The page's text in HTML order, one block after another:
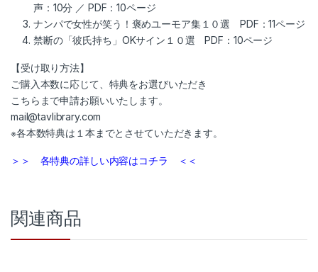
声：10分 ／ PDF：10ページ
ナンパで女性が笑う！褒めユーモア集１０選 PDF：11ページ
禁断の「彼氏持ち」OKサイン１０選 PDF：10ページ
【受け取り方法】
ご購入本数に応じて、特典をお選びいただき
こちらまで申請お願いいたします。
mail@tavlibrary.com
※各本数特典は１本までとさせていただきます。
＞＞ 各特典の詳しい内容はコチラ ＜＜
関連商品